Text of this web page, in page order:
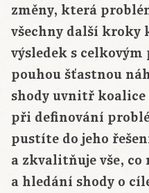
změny, která
všechny další kroky
výsledek s
pouhou šťastnou
shody uvnitř koalice
při definování
pustíte do jeho
a zkvalitňuje vše, co
a hledání shody o